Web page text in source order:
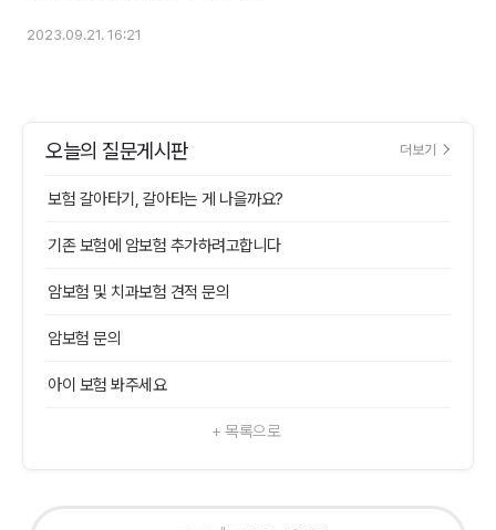
2023.09.21. 16:21
오늘의 질문게시판 더보기
보험 갈아타기, 갈아타는 게 나을까요?
기존 보험에 암보험 추가하려고합니다
암보험 및 치과보험 견적 문의
암보험 문의
아이 보험 봐주세요
+ 목록으로